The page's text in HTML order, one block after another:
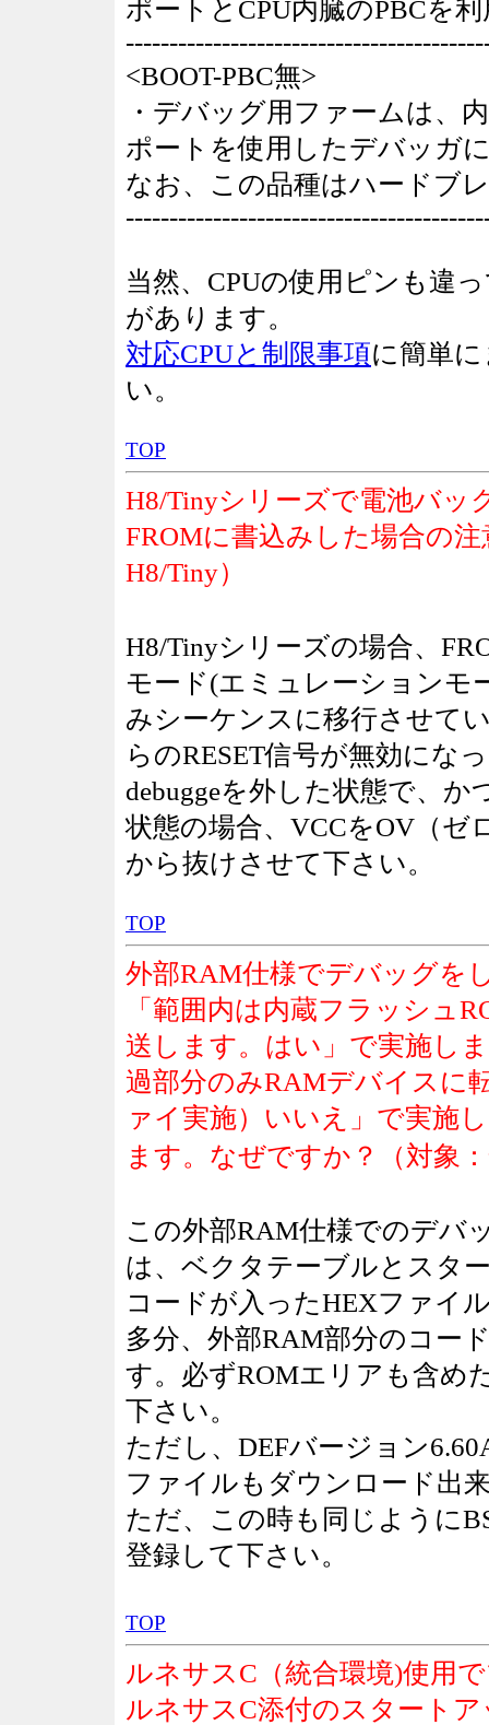
ポートとCPU内臓のPBCを
<BOOT-PBC無>
・デバッグ用ファームは、
ポートを使用したデバッガ
なお、この品種はハードブ
当然、CPUの使用ピンも違
があります。
対応CPUと制限事項に簡単
い。
TOP
H8/Tinyシリーズで電池バッ
FROMに書込みした場合の
H8/Tiny）
H8/Tinyシリーズの場合、
モード(エミュレーションモ
みシーケンスに移行させて
らのRESET信号が無効にな
debuggeを外した状態で、
状態の場合、VCCをOV（ゼ
から抜けさせて下さい。
TOP
外部RAM仕様でデバッグを
「範囲内は内蔵フラッシュ
送します。はい」で実施し
過部分のみRAMデバイスに
ァイ実施）いいえ」で実施
ます。なぜですか？（対象
この外部RAM仕様でのデバ
は、ベクタテーブルとスタ
コードが入ったHEXファイ
多分、外部RAM部分のコー
す。必ずROMエリアも含め
下さい。
ただし、DEFバージョン
ファイルもダウンロード出
ただ、この時も同じように
登録して下さい。
TOP
ルネサスC（統合環境)使用
ルネサスC添付のスタート